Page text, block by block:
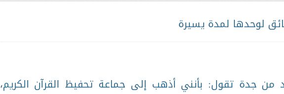
لوحدها لمدة يسيرة
من جدة تقول: بأنني أذهب إلى جماعة تحفيظ القرآن الكريم،